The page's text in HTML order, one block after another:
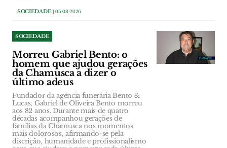
SOCIEDADE| 05-08-2026
SOCIEDADE
Morreu Gabriel Bento: o
homem que ajudou gerações
da Chamusca a dizer o
último adeus
Fundador da agência funerária Bento &
Lucas, Gabriel de Oliveira Bento morreu
aos 82 anos. Durante mais de quatro
décadas acompanhou gerações de
famílias da Chamusca nos momentos
mais dolorosos, afirmando-se pela
discrição, humanidade e profissionalismo